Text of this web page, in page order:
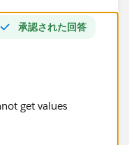
承認された回答
get values